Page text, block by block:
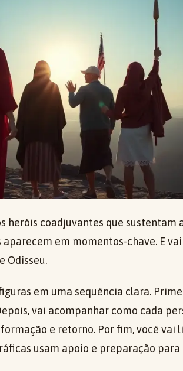
heróis coadjuvantes que sustentam
em momentos-chave. E
Odisseu.
em uma sequência clara.
vai acompanhar como cada
e retorno. Por fim, você vai
usam apoio e preparação